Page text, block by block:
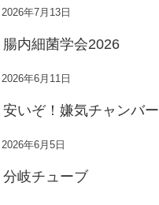
2026年7月13日
腸内細菌学会2026
2026年6月11日
安いぞ！嫌気チャンバー
2026年6月5日
分岐チューブ